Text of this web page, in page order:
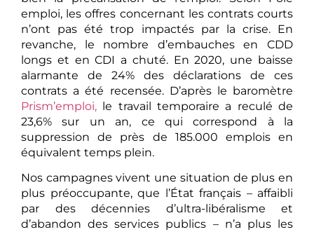
emploi, les offres concernant les contrats courts
n’ont pas été trop impactés par la crise. En
revanche, le nombre d’embauches en CDD
longs et en CDI a chuté. En 2020, une baisse
alarmante de 24% des déclarations de ces
contrats a été recensée. D’après le baromètre
Prism’emploi, le travail temporaire a reculé de
23,6% sur un an, ce qui correspond à la
suppression de près de 185.000 emplois en
équivalent temps plein.
Nos campagnes vivent une situation de plus en
plus préoccupante, que l’État français – affaibli
par des décennies d’ultra-libéralisme et
d’abandon des services publics – n’a plus les